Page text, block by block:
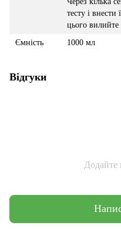
тесту і внести
цього
Ємність
1000 мл
Відгуки
Додайте